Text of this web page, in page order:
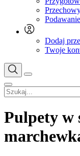
Podawanie
Dodaj
Twoje
Pulpety w